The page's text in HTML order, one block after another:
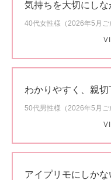
気持ちを大切にし
40代女性様（2026年5月ご
わかりやすく、親切
50代男性様（2026年5月ご
アイプリモにしか